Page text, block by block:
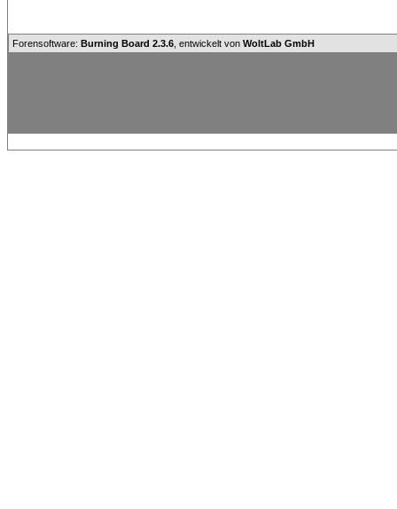
Forensoftware: Burning Board 2.3.6 , entwickelt von WoltLab GmbH